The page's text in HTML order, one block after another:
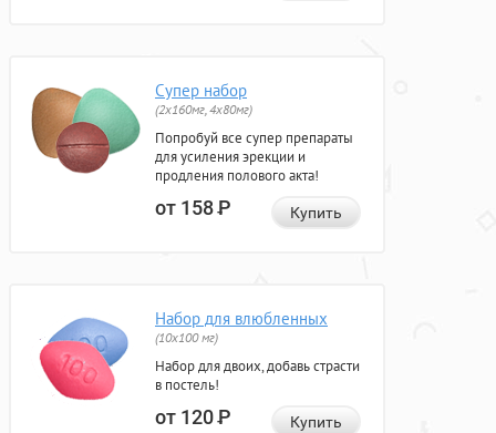
Супер набор
(2х160мг, 4х80мг)
Попробуй все супер препараты
для усиления эрекции и
продления полового акта!
от 158Р Купить
Набор для влюбленных
(10х100 мг)
Набор для двоих, добавь страсти
в постель!
от 120Р Купить